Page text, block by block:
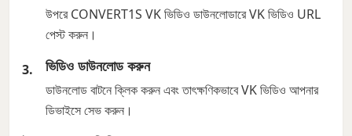
উপরে CONVERT1S VK ভিডিও ডাউনলোডারে VK ভিডিও URL
পেস্ট করুন।
ভিডিও ডাউনলোড করুন
ডাউনলোড বাটনে ক্লিক করুন এবং তাৎক্ষণিকভাবে VK ভিডিও আপনার
ডিভাইসে সেভ করুন।